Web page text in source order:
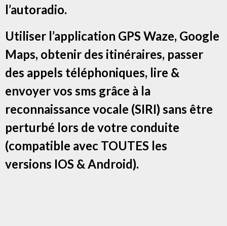
l’autoradio.
Utiliser l’application GPS Waze, Google
Maps, obtenir des itinéraires, passer
des appels téléphoniques, lire &
envoyer vos sms grâce à la
reconnaissance vocale (SIRI) sans être
perturbé lors de votre conduite
(compatible avec TOUTES les
versions IOS & Android).